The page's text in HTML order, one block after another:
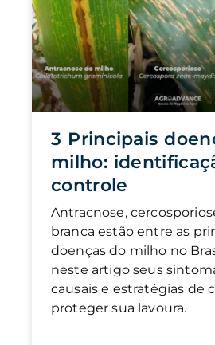
3 Principais
milho:
controle
Antracnose,
branca estão entre as
doenças do milho no
neste artigo seus
causais e estratégias de
proteger sua lavoura.